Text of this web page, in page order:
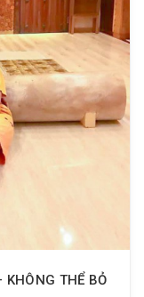
THỂ BỎ